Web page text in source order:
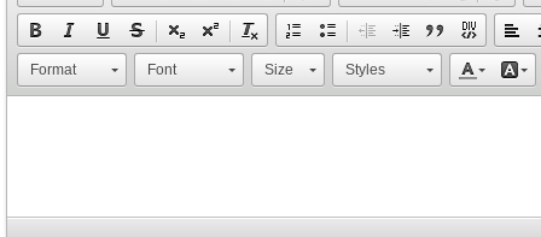
Format Font Size Styles